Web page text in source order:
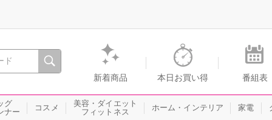
。通販・テレビショッピングのショップチャンネル
新着商品 本日お買い得 番組表
グ
ナー
コスメ
美容・ダイエット
フィットネス
ホーム・インテリア 家電